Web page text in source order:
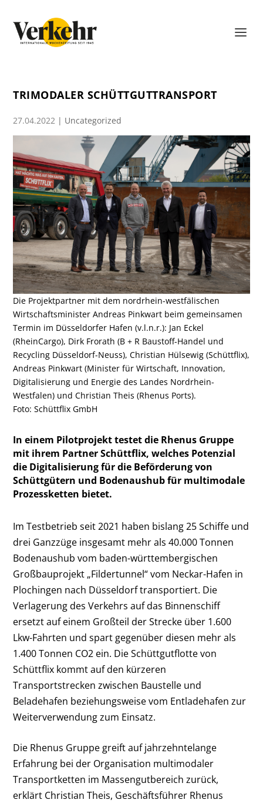
TRIMODALER SCHÜTTGUTTRANSPORT
27.04.2022 | Uncategorized
Die Projektpartner mit dem nordrhein-westfälischen
Wirtschaftsminister Andreas Pinkwart beim gemeinsamen
Termin im Düsseldorfer Hafen (v.l.n.r.): Jan Eckel
(RheinCargo), Dirk Frorath (B + R Baustoff-Handel und
Recycling Düsseldorf-Neuss), Christian Hülsewig (Schüttflix),
Andreas Pinkwart (Minister für Wirtschaft, Innovation,
Digitalisierung und Energie des Landes Nordrhein-
Westfalen) und Christian Theis (Rhenus Ports).
Foto: Schüttflix GmbH
In einem Pilotprojekt testet die Rhenus Gruppe
mit ihrem Partner Schüttflix, welches Potenzial
die Digitalisierung für die Beförderung von
Schüttgütern und Bodenaushub für multimodale
Prozessketten bietet.
Im Testbetrieb seit 2021 haben bislang 25 Schiffe und
drei Ganzzüge insgesamt mehr als 40.000 Tonnen
Bodenaushub vom baden-württembergischen
Großbauprojekt „Fildertunnel“ vom Neckar-Hafen in
Plochingen nach Düsseldorf transportiert. Die
Verlagerung des Verkehrs auf das Binnenschiff
ersetzt auf einem Großteil der Strecke über 1.600
Lkw-Fahrten und spart gegenüber diesen mehr als
1.400 Tonnen CO2 ein. Die Schüttgutflotte von
Schüttflix kommt auf den kürzeren
Transportstrecken zwischen Baustelle und
Beladehafen beziehungsweise vom Entladehafen zur
Weiterverwendung zum Einsatz.
Die Rhenus Gruppe greift auf jahrzehntelange
Erfahrung bei der Organisation multimodaler
Transportketten im Massengutbereich zurück,
erklärt Christian Theis, Geschäftsführer Rhenus